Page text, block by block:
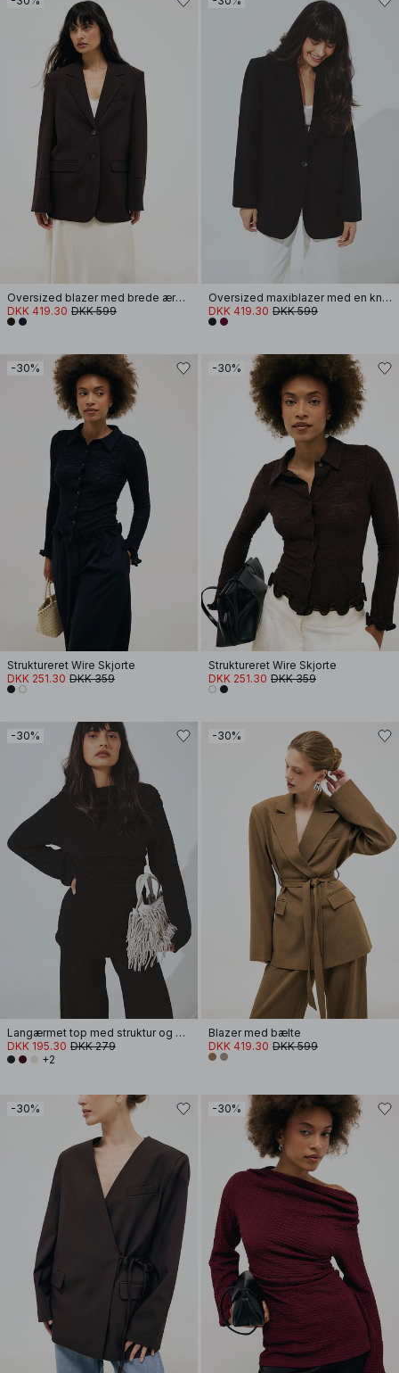
Oversized blazer med brede ærmer
DKK 419.30 DKK 599
Oversized maxiblazer med en knap
DKK 419.30 DKK 599
-30%
Struktureret Wire Skjorte
DKK 251.30 DKK 359
-30%
Struktureret Wire Skjorte
DKK 251.30 DKK 359
-30%
Langærmet top med struktur og drapering
DKK 195.30 DKK 279
+2
-30%
Blazer med bælte
DKK 419.30 DKK 599
-30% -30%